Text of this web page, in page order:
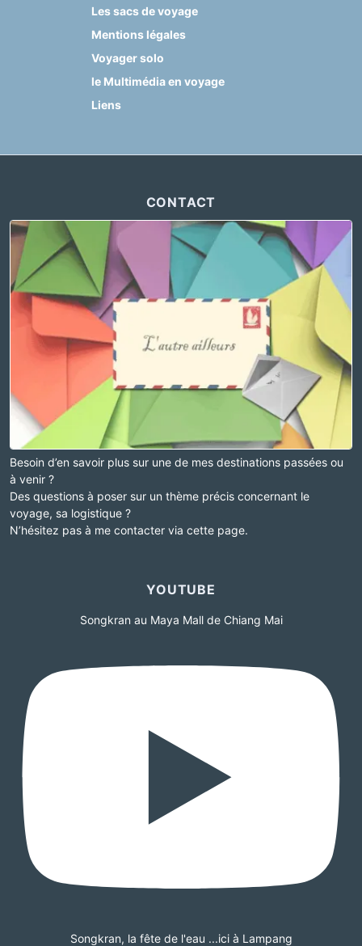
Les sacs de voyage
Mentions légales
Voyager solo
le Multimédia en voyage
Liens
CONTACT
Besoin d’en savoir plus sur une de mes destinations passées ou
à venir ?
Des questions à poser sur un thème précis concernant le
voyage, sa logistique ?
N’hésitez pas à me contacter via cette page.
YOUTUBE
Songkran au Maya Mall de Chiang Mai
Songkran, la fête de l'eau ...ici à Lampang